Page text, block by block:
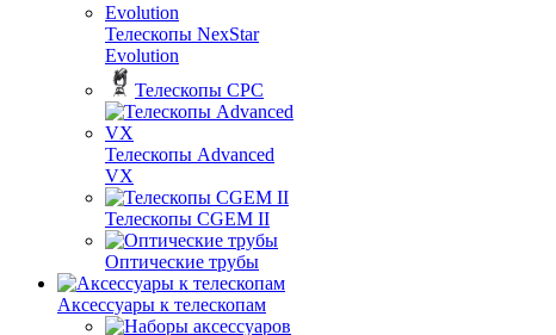
Телескопы NexStar
Evolution
Телескопы CPC
Телескопы Advanced
VX
Телескопы CGEM II
Оптические трубы
Аксессуары к телескопам